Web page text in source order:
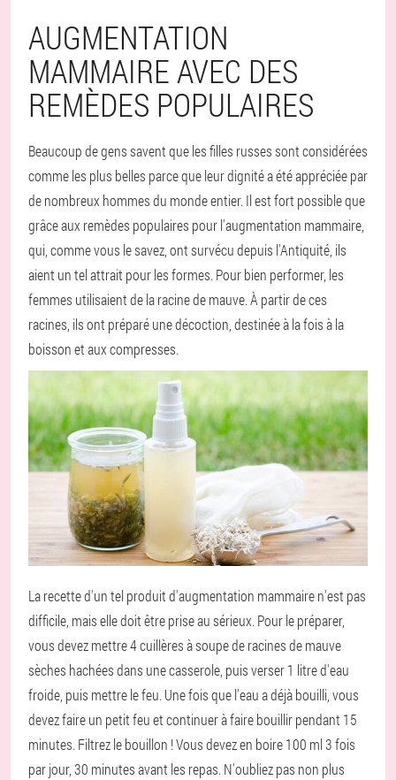
AUGMENTATION
MAMMAIRE AVEC DES
REMÈDES POPULAIRES
Beaucoup de gens savent que les filles russes sont considérées
comme les plus belles parce que leur dignité a été appréciée par
de nombreux hommes du monde entier. Il est fort possible que
grâce aux remèdes populaires pour l'augmentation mammaire,
qui, comme vous le savez, ont survécu depuis l'Antiquité, ils
aient un tel attrait pour les formes. Pour bien performer, les
femmes utilisaient de la racine de mauve. À partir de ces
racines, ils ont préparé une décoction, destinée à la fois à la
boisson et aux compresses.
La recette d'un tel produit d'augmentation mammaire n'est pas
difficile, mais elle doit être prise au sérieux. Pour le préparer,
vous devez mettre 4 cuillères à soupe de racines de mauve
sèches hachées dans une casserole, puis verser 1 litre d'eau
froide, puis mettre le feu. Une fois que l'eau a déjà bouilli, vous
devez faire un petit feu et continuer à faire bouillir pendant 15
minutes. Filtrez le bouillon ! Vous devez en boire 100 ml 3 fois
par jour, 30 minutes avant les repas. N'oubliez pas non plus